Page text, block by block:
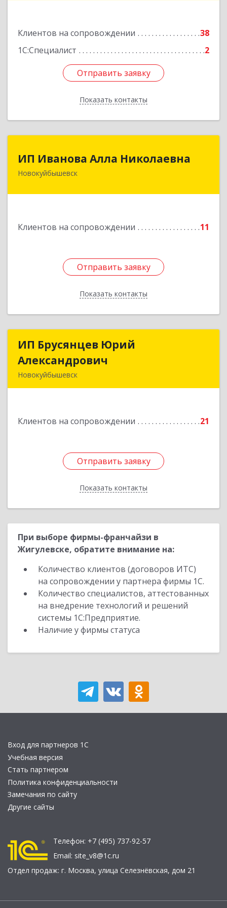
Клиентов на сопровождении
38
1С:Специалист
2
Отправить заявку
Показать контакты
Отправить заявку
Назад
ИП Иванова Алла Николаевна
Новокуйбышевск
Клиентов на сопровождении 11
Отправить заявку
Показать контакты
Отправить заявку
Назад
ИП Брусянцев Юрий
Александрович
Новокуйбышевск
Клиентов на сопровождении 21
Отправить заявку
Показать контакты
ИП Брусянцев Юрий
Подробнее
Отправить заявку
Назад
При выборе фирмы-франчайзи в
Жигулевске, обратите внимание на:
Количество клиентов (договоров ИТС)
на сопровождении у партнера фирмы 1С.
Количество специалистов, аттестованных
на внедрение технологий и решений
системы 1С:Предприятие.
Наличие у фирмы статуса
Вход для партнеров 1С
Учебная версия
Стать партнером
Политика конфиденциальности
Замечания по сайту
Другие сайты
Телефон: +7 (495) 737-92-57
Email: site_v8@1c.ru
Отдел продаж: г. Москва, улица Селезнёвская, дом 21